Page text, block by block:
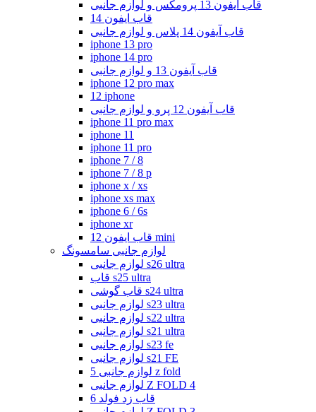
قاب آیفون 13 پرومکس و لوازم جانبی
قاب ایفون 14
قاب آیفون 14 پلاس و لوازم جانبی
iphone 13 pro
iphone 14 pro
قاب آیفون 13 و لوازم جانبی
iphone 12 pro max
12 iphone
قاب آیفون 12 پرو و لوازم جانبی
iphone 11 pro max
iphone 11
iphone 11 pro
iphone 7 / 8
iphone 7 / 8 p
iphone x / xs
iphone xs max
iphone 6 / 6s
iphone xr
قاب ایفون 12 mini
لوازم جانبی سامسونگ
لوازم جانبی s26 ultra
قاب s25 ultra
قاب گوشی s24 ultra
لوازم جانبی s23 ultra
لوازم جانبی s22 ultra
لوازم جانبی s21 ultra
لوازم جانبی s23 fe
لوازم جانبی s21 FE
لوازم جانبی 5 z fold
لوازم جانبی Z FOLD 4
قاب زد فولد 6